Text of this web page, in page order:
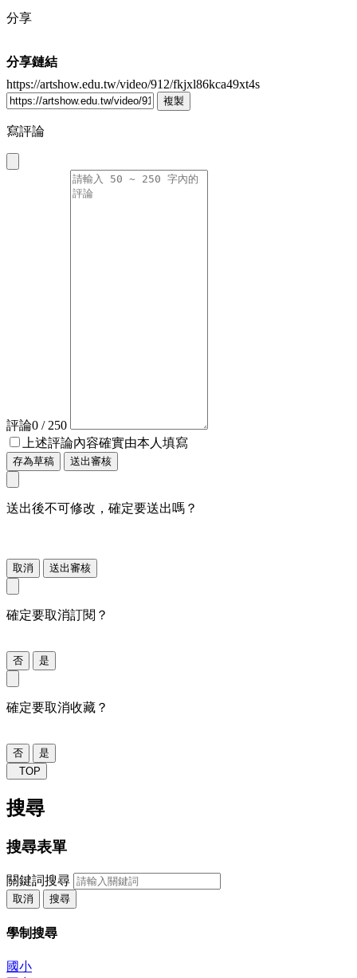
分享
分享鏈結
https://artshow.edu.tw/video/912/fkjxl86kca49xt4s
複製
寫評論
評論0 / 250
上述評論內容確實由本人填寫
存為草稿 送出審核
送出後不可修改，確定要送出嗎？
取消 送出審核
確定要取消訂閱？
否 是
確定要取消收藏？
否
是
TOP
搜尋
搜尋表單
關鍵詞搜尋
取消 搜尋
學制搜尋
國小